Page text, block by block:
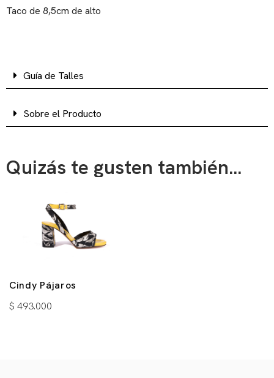
Taco de 8,5cm de alto
Guía de Talles
Sobre el Producto
Quizás te gusten también...
Cindy Pájaros
$ 493.000